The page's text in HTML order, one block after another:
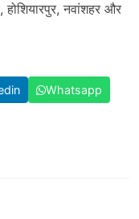
नवांशहर और
Whatsapp